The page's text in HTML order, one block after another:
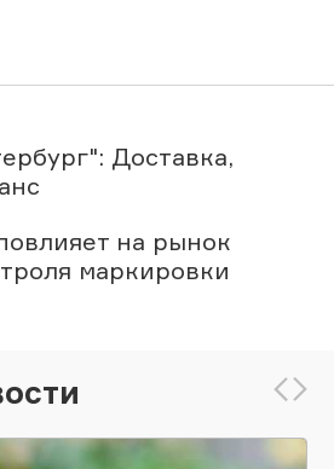
Доставка,
на рынок
маркировки